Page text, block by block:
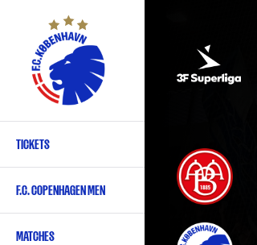
content
Primary
English
TICKETS
F.C. COPENHAGEN MEN
MATCHES